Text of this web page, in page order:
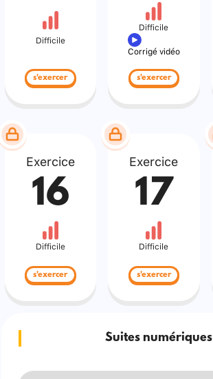
Difficile
s'exercer
Difficile
Corrigé vidéo
s'exercer
Exercice
16
Difficile
s'exercer
Exercice
17
Difficile
s'exercer
Suites numériques